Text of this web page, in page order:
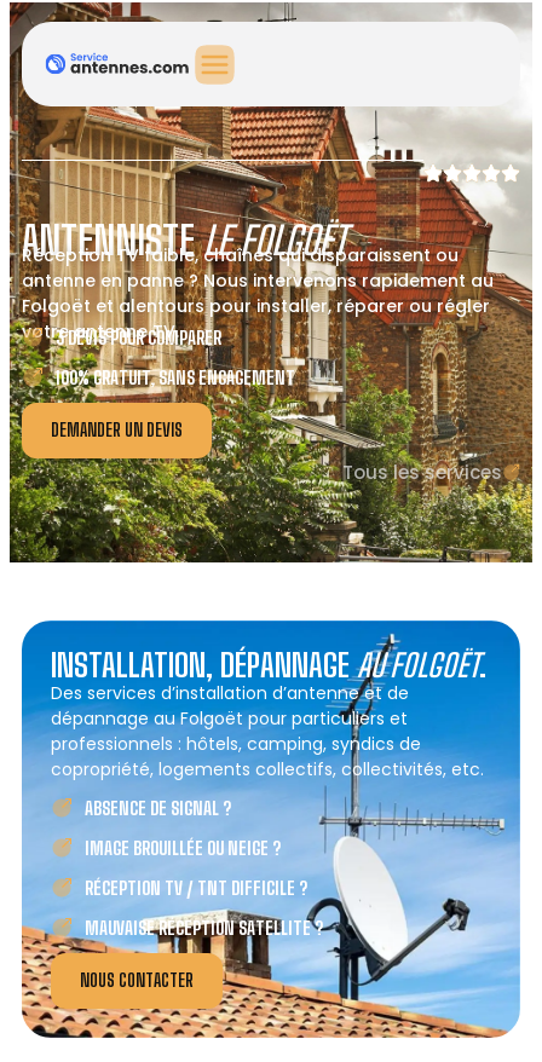
ANTENNISTELE FOLGOËT
Réception TV faible, chaînes qui disparaissent ou
antenne en panne ? Nous intervenons rapidement au
Folgoët et alentours pour installer, réparer ou régler
votre antenne TV.
3 DEVIS POUR COMPARER
100% GRATUIT, SANS ENGAGEMENT
DEMANDER UN DEVIS
Tous les services
INSTALLATION, DÉPANNAGEAU FOLGOËT.
Des services d’installation d’antenne et de
dépannage au Folgoët pour particuliers et
professionnels : hôtels, camping, syndics de
copropriété, logements collectifs, collectivités, etc.
ABSENCE DE SIGNAL ?
IMAGE BROUILLÉE OU NEIGE ?
RÉCEPTION TV / TNT DIFFICILE ?
MAUVAISE RÉCEPTION SATELLITE ?
NOUS CONTACTER